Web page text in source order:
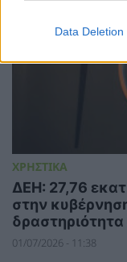
Data Deletion
ΧΡΗΣΤΙΚΑ
ΔΕΗ: 27,76
στην
δραστηριότητα
01/07/2026 - 11:38